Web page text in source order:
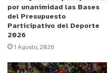
Edgar Gamboa, Oscar
Anuncio
Durante el presente
492 actividades entre
por unanimidad las Bases
del Presupuesto
Participativo del Deporte
2026
1 Agosto, 2026